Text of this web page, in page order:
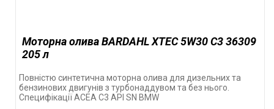
Моторна олива BARDAHL XTEC 5W30 C3 36309
205 л
Повністю синтетична моторна олива для дизельних та
бензинових двигунів з турбонаддувом та без нього.
Специфікації ACEA C3 API SN BMW